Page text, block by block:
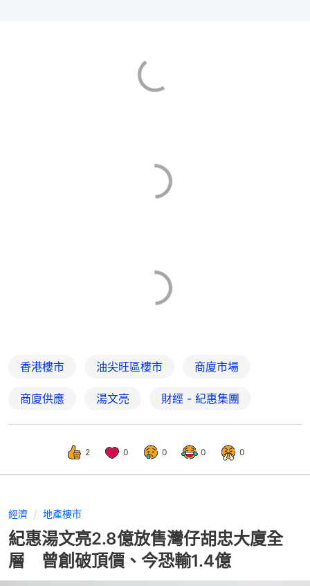
香港樓市 油尖旺區樓市 商廈市場
商廈供應 湯文亮 財經 - 紀惠集團
2 0 0 0 0
經濟 地產樓市
紀惠湯文亮2.8億放售灣仔胡忠大廈全
層 曾創破頂價、今恐輸1.4億